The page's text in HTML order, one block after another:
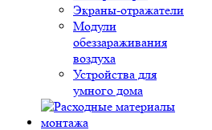
Экраны-отражатели
Модули
обеззараживания
воздуха
Устройства для
умного дома